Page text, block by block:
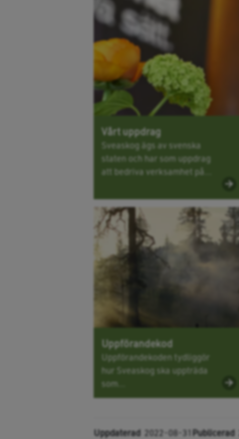
Vårt uppdrag
Sveaskog ägs av svenska
staten och har som uppdrag
att bedriva verksamhet på...
Uppförandekod
Uppförandekoden tydliggör
hur Sveaskog ska uppträda
som...
Uppdaterad 2022-08-31 Publicerad